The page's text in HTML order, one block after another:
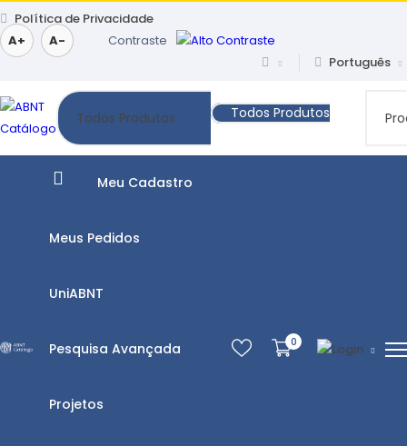
Política de Privacidade
A+
A-
Contraste
Português
Todos Produtos
Meu Cadastro
Meus Pedidos
UniABNT
Pesquisa Avançada
Projetos
0